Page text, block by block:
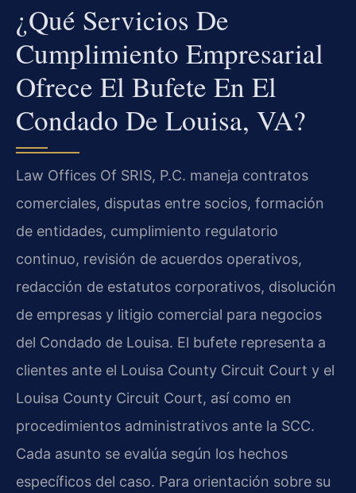
¿Qué Servicios De
Cumplimiento Empresarial
Ofrece El Bufete En El
Condado De Louisa, VA?
Law Offices Of SRIS, P.C. maneja contratos
comerciales, disputas entre socios, formación
de entidades, cumplimiento regulatorio
continuo, revisión de acuerdos operativos,
redacción de estatutos corporativos, disolución
de empresas y litigio comercial para negocios
del Condado de Louisa. El bufete representa a
clientes ante el Louisa County Circuit Court y el
Louisa County Circuit Court, así como en
procedimientos administrativos ante la SCC.
Cada asunto se evalúa según los hechos
específicos del caso. Para orientación sobre su